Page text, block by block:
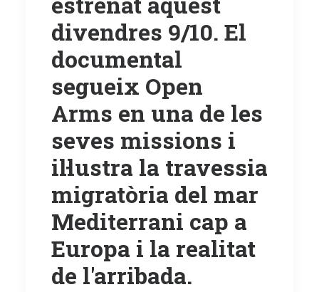
divendres 9/10. El
documental
segueix Open
Arms en una de les
seves missions i
il·lustra la travessia
migratòria del mar
Mediterrani cap a
Europa i la realitat
de l'arribada.